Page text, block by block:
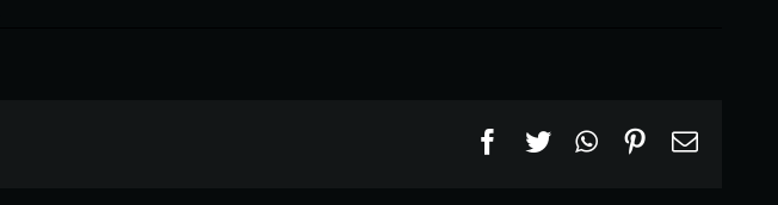
Facebook
TwitterWhatsApp
Pinterest
Email